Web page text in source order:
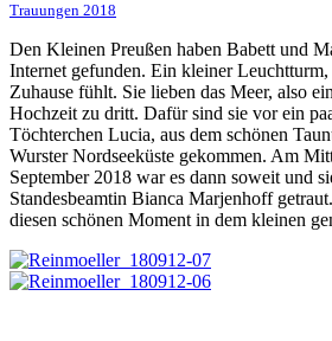
Trauungen 2018
Den Kleinen Preußen haben Babett und
Internet gefunden. Ein kleiner
Zuhause fühlt. Sie lieben das Meer, also
Hochzeit zu dritt. Dafür sind sie vor ein
Töchterchen Lucia, aus dem schönen
Wurster Nordseeküste gekommen. Am
September 2018 war es dann soweit und
Standesbeamtin Bianca Marjenhoff
diesen schönen Moment in dem kleinen